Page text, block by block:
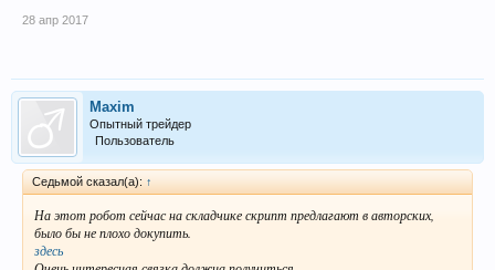
28 апр 2017
Maxim
Опытный трейдер
Пользователь
Седьмой сказал(а): ↑
На этот робот сейчас на складчике скрипт предлагают в авторских,
было бы не плохо докупить.
здесь